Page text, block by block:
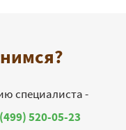
специалиста -
520-05-23